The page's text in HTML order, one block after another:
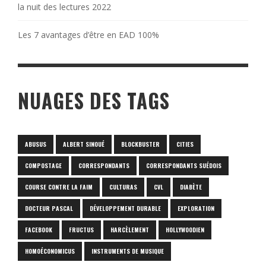
la nuit des lectures 2022
Les 7 avantages d’être en EAD 100%
NUAGES DES TAGS
ABUSUS ALBERT SINOUÉ BLOCKBUSTER CITIES
COMPOSTAGE CORRESPONDANTS CORRESPONDANTS SUÉDOIS
COURSE CONTRE LA FAIM CULTURAS CVL DIABÈTE
DOCTEUR PASCAL DÉVELOPPEMENT DURABLE EXPLORATION
FACEBOOK FRUCTUS HARCÈLEMENT HOLLYWOODIEN
HOMOÉCONOMICUS INSTRUMENTS DE MUSIQUE